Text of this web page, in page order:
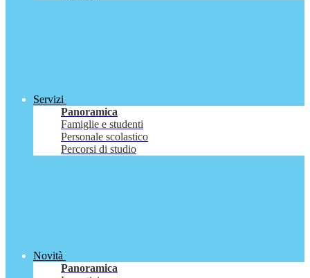
Servizi
Panoramica
Famiglie e studenti
Personale scolastico
Percorsi di studio
Novità
Panoramica